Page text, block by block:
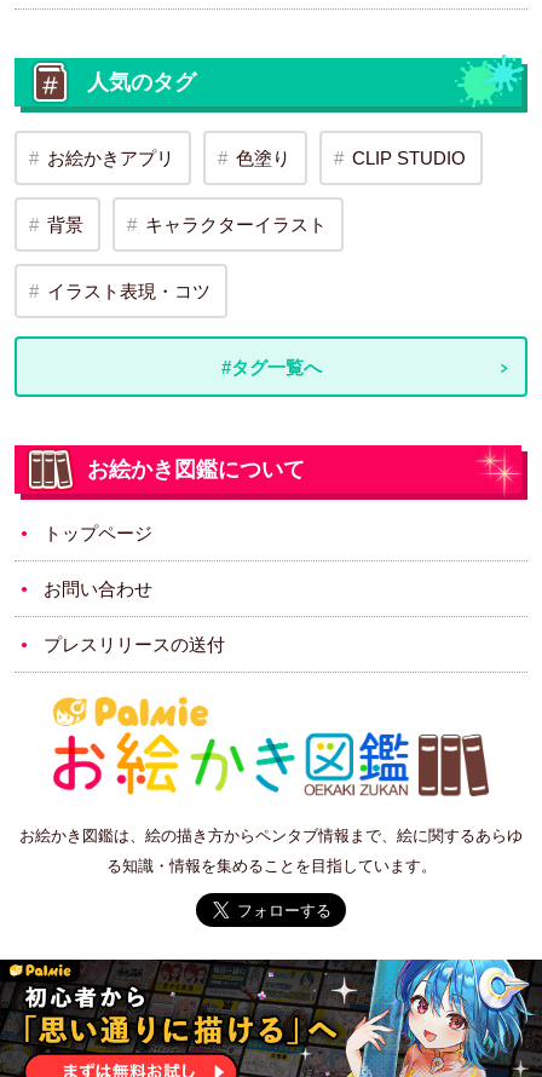
人気のタグ
お絵かきアプリ 色塗り CLIP STUDIO
背景 キャラクターイラスト
イラスト表現・コツ
#タグ一覧へ
お絵かき図鑑について
トップページ
お問い合わせ
プレスリリースの送付
お絵かき図鑑は、絵の描き方からペンタブ情報まで、絵に関するあらゆ
る知識・情報を集めることを目指しています。